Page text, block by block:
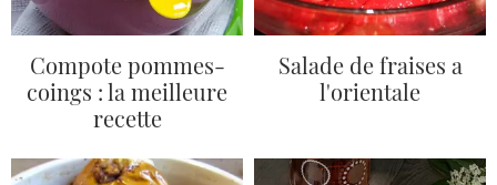
Compote pommes-
coings : la meilleure
recette
Salade de fraises a
l'orientale